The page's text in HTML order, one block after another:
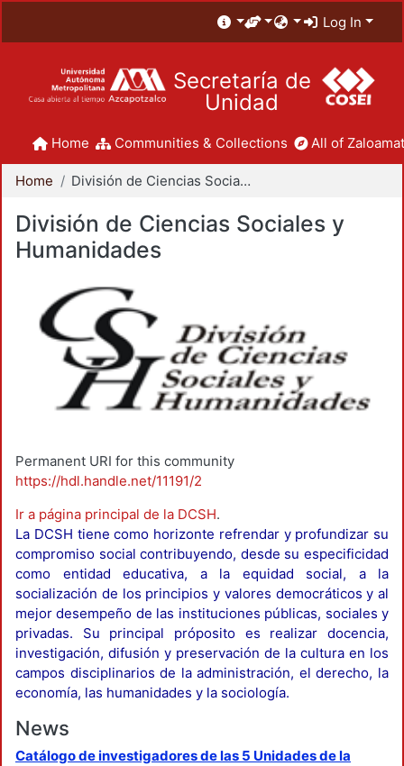
Log In
Secretaría de
Unidad
Home Communities & Collections All of
Home División de Ciencias Sociales y Humanidades
División de Ciencias Sociales y
Humanidades
Permanent URI for this community
https://hdl.handle.net/11191/2
Ir a página principal de la DCSH.
La DCSH tiene como horizonte refrendar y profundizar su
compromiso social contribuyendo, desde su especificidad
como entidad educativa, a la equidad social, a la
socialización de los principios y valores democráticos y al
mejor desempeño de las instituciones públicas, sociales y
privadas. Su principal próposito es realizar docencia,
investigación, difusión y preservación de la cultura en los
campos disciplinarios de la administración, el derecho, la
economía, las humanidades y la sociología.
News
Catálogo de investigadores de las 5 Unidades de la